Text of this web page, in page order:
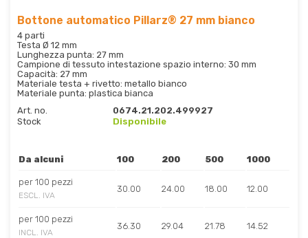
Bottone automatico Pillarz® 27 mm bianco
4 parti
Testa Ø 12 mm
Lunghezza punta: 27 mm
Campione di tessuto intestazione spazio interno: 30 mm
Capacità: 27 mm
Materiale testa + rivetto: metallo bianco
Materiale punta: plastica bianca
Art. no.
0674.21.202.499927
Stock
Disponibile
Da alcuni 100 200 500 1000
per 100 pezzi
ESCL. IVA
30.00 24.00 18.00 12.00
per 100 pezzi
INCL. IVA
36.30 29.04 21.78 14.52